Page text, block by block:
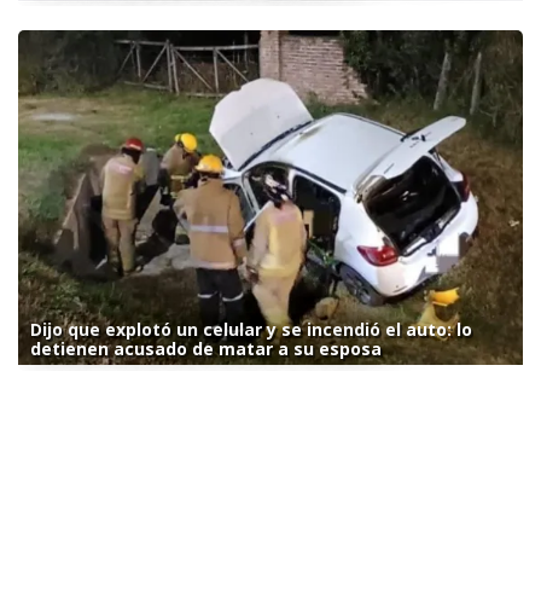
Dijo que explotó un celular y se incendió el auto: lo
detienen acusado de matar a su esposa